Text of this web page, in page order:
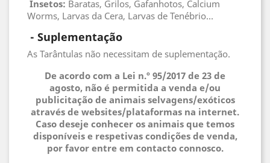
Insetos: Baratas, Grilos, Gafanhotos, Calcium
Worms, Larvas da Cera, Larvas de Tenébrio...
- Suplementação
As Tarântulas não necessitam de suplementação.
De acordo com a Lei n.º 95/2017 de 23 de
agosto, não é permitida a venda e/ou
publicitação de animais selvagens/exóticos
através de websites/plataformas na internet.
Caso deseje conhecer os animais que temos
disponíveis e respetivas condições de venda,
por favor entre em contacto connosco.